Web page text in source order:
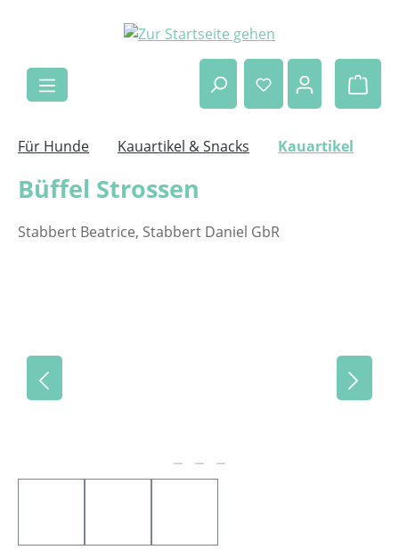
Zum Hauptinhalt springen
Für Hunde Kauartikel & Snacks Kauartikel
Büffel Strossen
Stabbert Beatrice, Stabbert Daniel GbR